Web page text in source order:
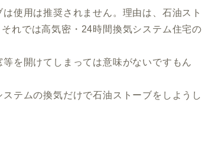
使用は推奨されません。理由は、石油スト
れでは高気密・24時間換気システム住宅の
を開けてしまっては意味がないですもん
テムの換気だけで石油ストーブをしようし